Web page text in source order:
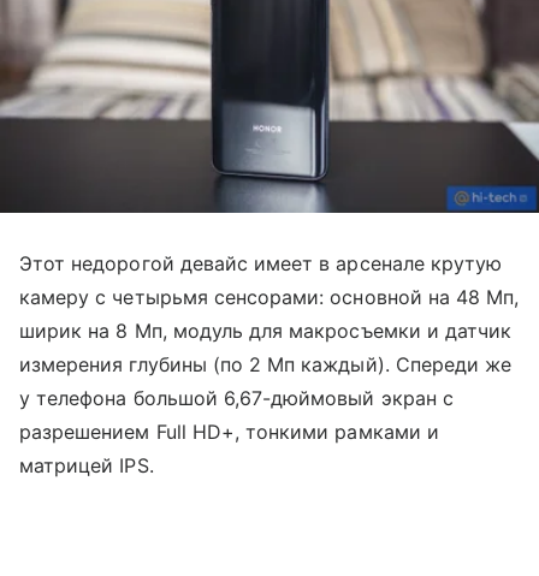
Этот недорогой девайс имеет в арсенале крутую
камеру с четырьмя сенсорами: основной на 48 Мп,
ширик на 8 Мп, модуль для макросъемки и датчик
измерения глубины (по 2 Мп каждый). Спереди же
у телефона большой 6,67-дюймовый экран с
разрешением Full HD+, тонкими рамками и
матрицей IPS.